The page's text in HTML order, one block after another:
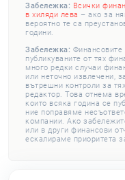
Забележка: Всички
в хиляди лева – ако за
вероятно те са
години.
Забележка: Финансовите
публикуваните от тях
много редки случаи
или неточно извлечени,
вътрешни контроли за
редактор. Това отнема
които всяка година се
ние поправяме
компании. Ако
или в други финансови
ескалираме приоритета